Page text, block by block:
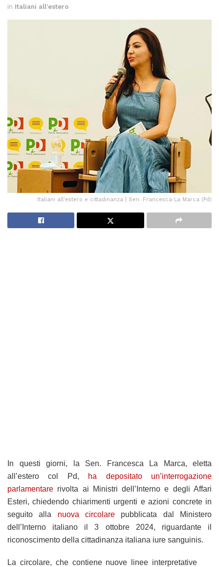
in Italiani all'estero
Italiani all'estero e cittadinanza | Sen. Francesca La Marca (Pd)
In questi giorni, la Sen. Francesca La Marca, eletta
all’estero col Pd,
ha depositato un’interrogazione
parlamentare rivolta ai Ministri dell’Interno e degli Affari
Esteri, chiedendo chiarimenti urgenti e azioni concrete in
seguito alla nuova circolare pubblicata dal Ministero
dell’Interno italiano il 3 ottobre 2024, riguardante il
riconoscimento della cittadinanza italiana iure sanguinis.
La circolare, che contiene nuove linee interpretative